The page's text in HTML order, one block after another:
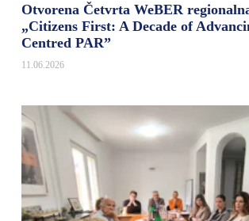
Otvorena Četvrta WeBER
„Citizens First: A Decade of
Centred PAR”
11.06.2026